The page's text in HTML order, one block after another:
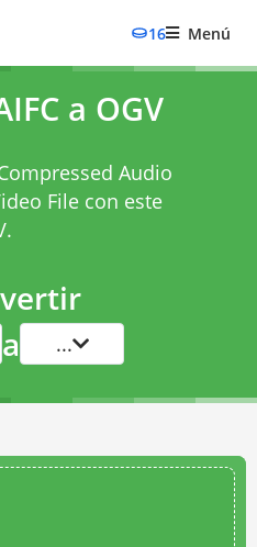
16 Menú
a OGV
Audio
File con este
.
a ...